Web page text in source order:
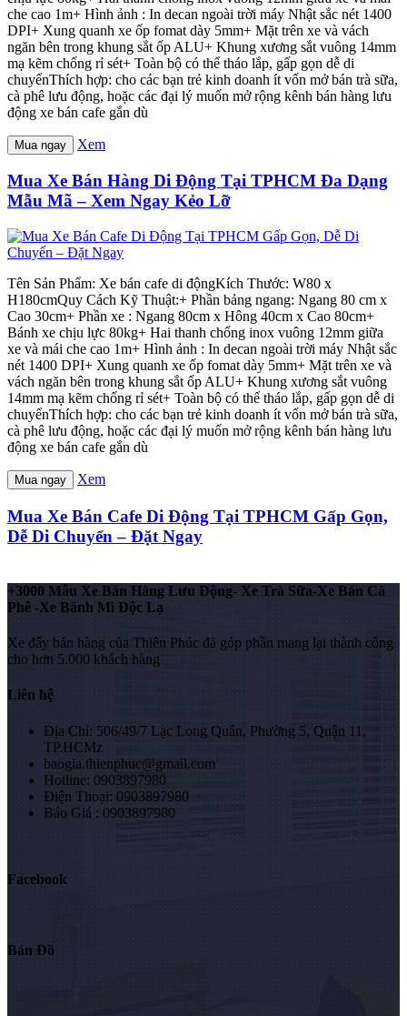
che cao 1m+ Hình ảnh : In decan ngoài trời máy Nhật sắc nét 1400
DPI+ Xung quanh xe ốp fomat dày 5mm+ Mặt trên xe và vách
ngăn bên trong khung sắt ốp ALU+ Khung xương sắt vuông 14mm
mạ kẽm chống rỉ sét+ Toàn bộ có thể tháo lắp, gấp gọn dễ di
chuyểnThích hợp: cho các bạn trẻ kinh doanh ít vốn mở bán trà sữa,
cà phê lưu động, hoặc các đại lý muốn mở rộng kênh bán hàng lưu
động xe bán cafe gắn dù
Mua ngay Xem
Mua Xe Bán Hàng Di Động Tại TPHCM Đa Dạng
Mẫu Mã – Xem Ngay Kẻo Lỡ
Tên Sản Phẩm: Xe bán cafe di độngKích Thước: W80 x
H180cmQuy Cách Kỹ Thuật:+ Phần bảng ngang: Ngang 80 cm x
Cao 30cm+ Phần xe : Ngang 80cm x Hông 40cm x Cao 80cm+
Bánh xe chịu lực 80kg+ Hai thanh chống inox vuông 12mm giữa
xe và mái che cao 1m+ Hình ảnh : In decan ngoài trời máy Nhật sắc
nét 1400 DPI+ Xung quanh xe ốp fomat dày 5mm+ Mặt trên xe và
vách ngăn bên trong khung sắt ốp ALU+ Khung xương sắt vuông
14mm mạ kẽm chống rỉ sét+ Toàn bộ có thể tháo lắp, gấp gọn dễ di
chuyểnThích hợp: cho các bạn trẻ kinh doanh ít vốn mở bán trà sữa,
cà phê lưu động, hoặc các đại lý muốn mở rộng kênh bán hàng lưu
động xe bán cafe gắn dù
Mua ngay Xem
Mua Xe Bán Cafe Di Động Tại TPHCM Gấp Gọn,
Dễ Di Chuyển – Đặt Ngay
+3000 Mẫu Xe Bán Hàng Lưu Động- Xe Trà Sữa-Xe Bán Cà
Phê -Xe Bánh Mì Độc Lạ
Xe đẩy bán hàng của Thiên Phúc đã góp phần mang lại thành công
cho hơn 5.000 khách hàng
Liên hệ
Địa Chỉ: 506/49/7 Lạc Long Quân, Phường 5, Quận 11,
TP.HCMz
baogia.thienphuc@gmail.com
Hotline: 0903897980
Điện Thoại: 0903897980
Báo Giá : 0903897980
Facebook
Bản Đồ